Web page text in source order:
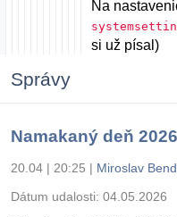
Na
si už písal)
Správy
Namakaný deň 2026
20.04 | 20:25 | Miroslav
Dátum udalosti: 04.05.2026